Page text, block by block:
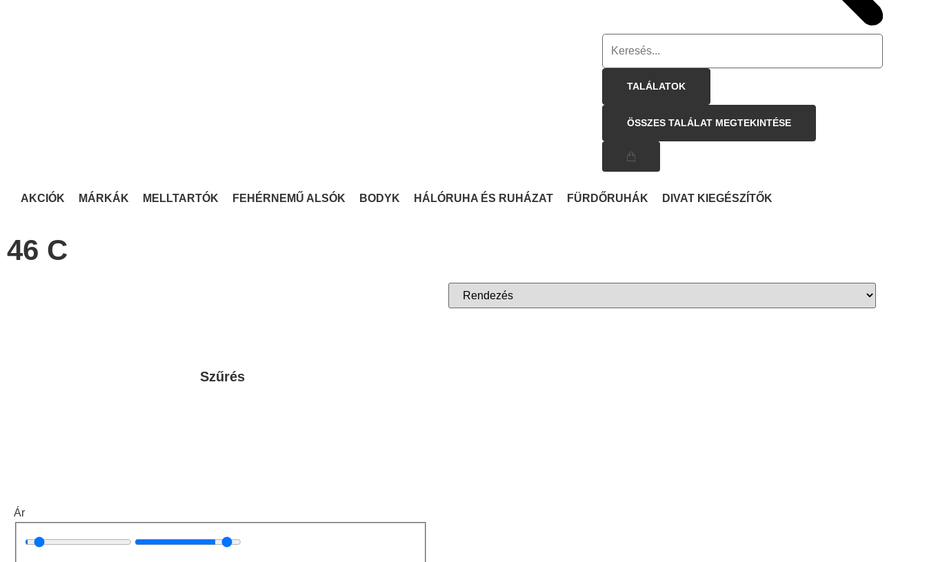
TALÁLATOK
ÖSSZES TALÁLAT MEGTEKINTÉSE
AKCIÓK MÁRKÁK MELLTARTÓK FEHÉRNEMŰ ALSÓK BODYK HÁLÓRUHA ÉS RUHÁZAT FÜRDŐRUHÁK DIVAT KIEGÉSZÍTŐK
46 C
Szűrés
Ár